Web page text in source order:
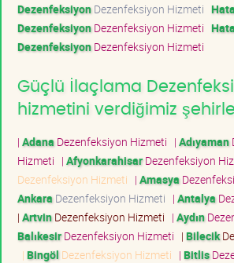
DezenfeksiyonDezenfeksiyon Hizmeti
DezenfeksiyonDezenfeksiyon Hizmeti
DezenfeksiyonDezenfeksiyon Hizmeti
Güçlü İlaçlama
hizmetini verdiğimiz
| Adana Dezenfeksiyon Hizmeti | Adıyaman
Hizmeti | AfyonkarahisarDezenfeksiyon
Dezenfeksiyon Hizmeti | Amasya
Ankara Dezenfeksiyon Hizmeti | Antalya
| ArtvinDezenfeksiyon Hizmeti | Aydın
BalıkesirDezenfeksiyon Hizmeti | Bilecik
| Bingöl Dezenfeksiyon Hizmeti | Bitlis